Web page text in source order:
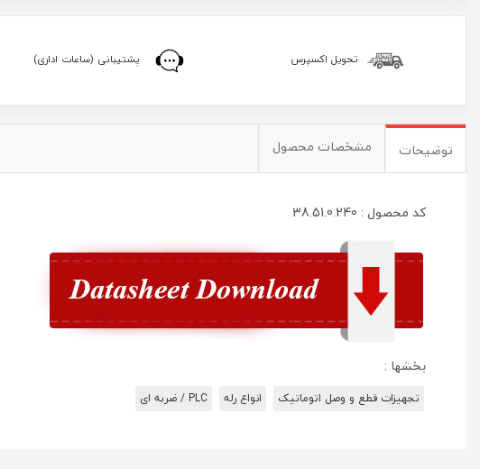
تحویل اکسپرس پشتیبانی (ساعات اداری)
توضیحات مشخصات محصول
کد محصول : 38.51.0.240
بخشها :
تجهیزات قطع و وصل اتوماتیک انواع رله PLC / ضربه ای